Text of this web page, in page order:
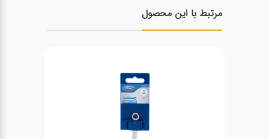
مرتبط با این محصول